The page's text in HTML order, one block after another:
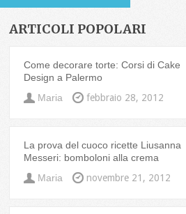
ARTICOLI POPOLARI
Come decorare torte: Corsi di Cake
Design a Palermo
Maria
febbraio 28, 2012
La prova del cuoco ricette Liusanna
Messeri: bomboloni alla crema
Maria
novembre 21, 2012